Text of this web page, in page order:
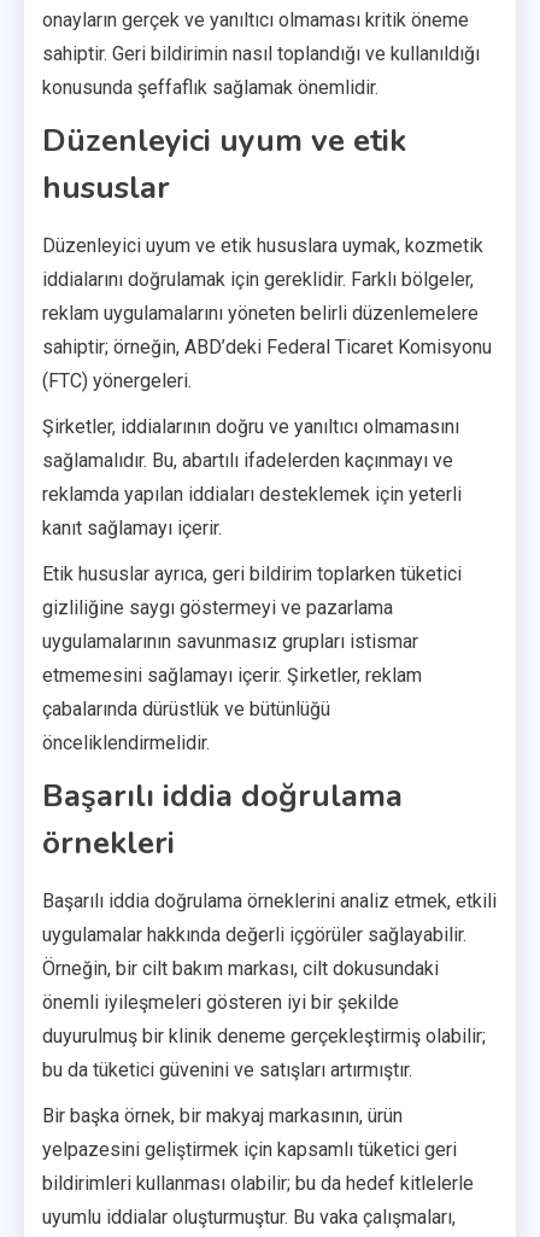
onayların gerçek ve yanıltıcı olmaması kritik öneme
sahiptir. Geri bildirimin nasıl toplandığı ve kullanıldığı
konusunda şeffaflık sağlamak önemlidir.
Düzenleyici uyum ve etik
hususlar
Düzenleyici uyum ve etik hususlara uymak, kozmetik
iddialarını doğrulamak için gereklidir. Farklı bölgeler,
reklam uygulamalarını yöneten belirli düzenlemelere
sahiptir; örneğin, ABD’deki Federal Ticaret Komisyonu
(FTC) yönergeleri.
Şirketler, iddialarının doğru ve yanıltıcı olmamasını
sağlamalıdır. Bu, abartılı ifadelerden kaçınmayı ve
reklamda yapılan iddiaları desteklemek için yeterli
kanıt sağlamayı içerir.
Etik hususlar ayrıca, geri bildirim toplarken tüketici
gizliliğine saygı göstermeyi ve pazarlama
uygulamalarının savunmasız grupları istismar
etmemesini sağlamayı içerir. Şirketler, reklam
çabalarında dürüstlük ve bütünlüğü
önceliklendirmelidir.
Başarılı iddia doğrulama
örnekleri
Başarılı iddia doğrulama örneklerini analiz etmek, etkili
uygulamalar hakkında değerli içgörüler sağlayabilir.
Örneğin, bir cilt bakım markası, cilt dokusundaki
önemli iyileşmeleri gösteren iyi bir şekilde
duyurulmuş bir klinik deneme gerçekleştirmiş olabilir;
bu da tüketici güvenini ve satışları artırmıştır.
Bir başka örnek, bir makyaj markasının, ürün
yelpazesini geliştirmek için kapsamlı tüketici geri
bildirimleri kullanması olabilir; bu da hedef kitlelerle
uyumlu iddialar oluşturmuştur. Bu vaka çalışmaları,